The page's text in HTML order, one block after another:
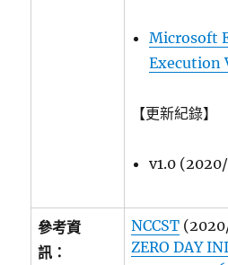
Microsoft
Execution
【更新紀錄】
v1.0
參考資
訊：
NCCST
ZERO DAY